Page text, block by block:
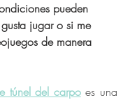
pueden
jugar o si me
de manera
túnel del carpo es una